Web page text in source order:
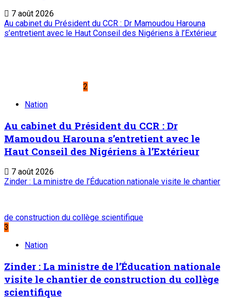
7 août 2026
Au cabinet du Président du CCR : Dr Mamoudou Harouna
s’entretient avec le Haut Conseil des Nigériens à l’Extérieur
2
Nation
Au cabinet du Président du CCR : Dr
Mamoudou Harouna s’entretient avec le
Haut Conseil des Nigériens à l’Extérieur
7 août 2026
Zinder : La ministre de l’Éducation nationale visite le chantier
de construction du collège scientifique
3
Nation
Zinder : La ministre de l’Éducation nationale
visite le chantier de construction du collège
scientifique